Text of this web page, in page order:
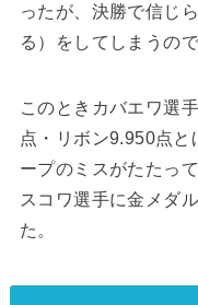
ったが、決勝で信じ
る）をしてしまうので
このときカバエワ選
点・リボン9.950点と
ープのミスがたたっ
スコワ選手に金メダ
た。